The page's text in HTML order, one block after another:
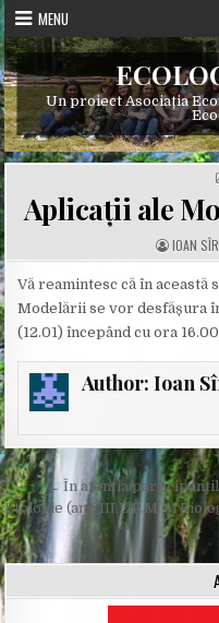
Skip
to
content
MENU
Un proiect Asociația
Aplicații ale
A
U
H
R
IOAN
Vă reamintesc că în această
Modelării se vor desfășura
(12.01) începând cu ora
Author: Ioan
Post
navigation
← În atenția
Etologie (anii III E.P.M. și